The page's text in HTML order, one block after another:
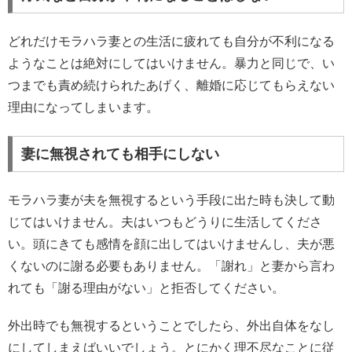
どれだけモラハラ妻との生活に疲れても自分が不利になる
ようなことは絶対にしてはいけません。暴力と同じで、い
つまでも責め続けられたあげく、離婚に応じてもらえない
理由になってしまいます。
妻に無視されても相手にしない
モラハラ妻が夫を無視するという手段に出た時も決して動
じてはいけません。夫はいつもどうりに生活してくださ
い。頭にきても感情を顔に出してはいけませんし、夫が悪
くないのに謝る必要もありません。「謝れ」と妻から言わ
れても「謝る理由がない」と拒否してください。
外出時でも無視するということでしたら、外出自体をなし
にしてしまえばいいでしょう。とにかく理不尽なことに従